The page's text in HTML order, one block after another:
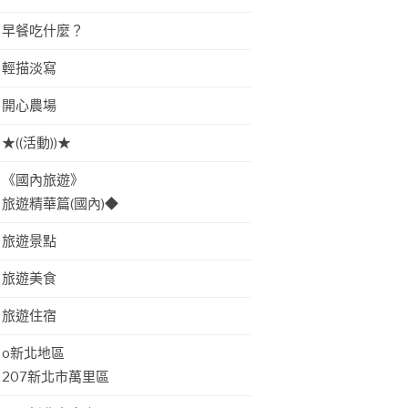
早餐吃什麼？
輕描淡寫
開心農場
★((活動))★
《國內旅遊》
旅遊精華篇(國內)◆
旅遊景點
旅遊美食
旅遊住宿
o新北地區
207新北市萬里區